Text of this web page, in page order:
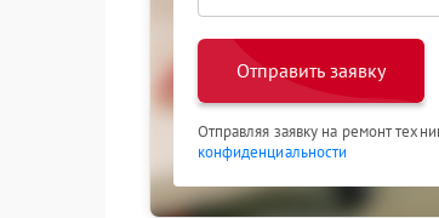
Отправить заявку
Отправляя заявку на ремонт
конфиденциальности